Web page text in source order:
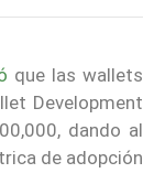
que las wallets
Development
dando al
de adopción